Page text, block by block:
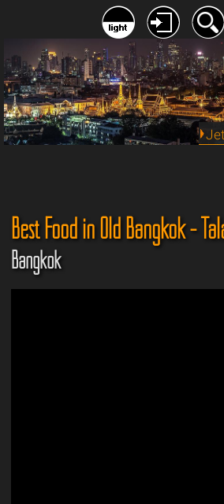
Best Food in Old Bangkok -
Bangkok